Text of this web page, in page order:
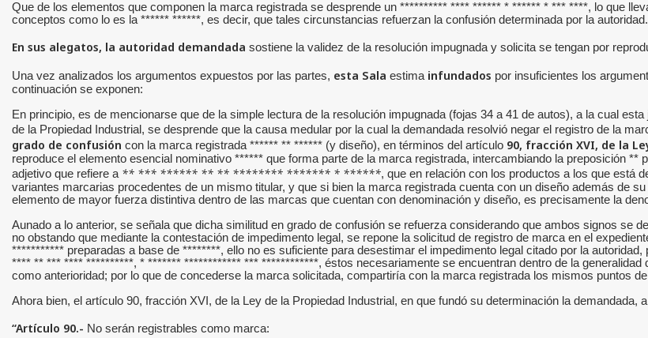
Que de los elementos que componen la marca registrada se desprende un ********** **** ****** * ****** * *** ****, lo que
conceptos como lo es la ****** ******, es decir, que tales circunstancias refuerzan la confusión determinada por la autoridad.
En sus alegatos, la autoridad demandada sostiene la validez de la resolución impugnada y solicita se tengan por
Una vez analizados los argumentos expuestos por las partes, esta Sala estima infundados por insuficientes los
continuación se exponen:
En principio, es de mencionarse que de la simple lectura de la resolución impugnada (fojas 34 a 41 de autos), a la cual
de la Propiedad Industrial, se desprende que la causa medular por la cual la demandada resolvió negar el registro de la
grado de confusión con la marca registrada ****** ** ****** (y diseño), en términos del artículo 90, fracción XVI, de la
reproduce el elemento esencial nominativo ****** que forma parte de la marca registrada, intercambiando la preposición
adjetivo que refiere a ** *** ****** ** ** ******** ******* * ******, que en relación con los productos a los que está
variantes marcarias procedentes de un mismo titular, y que si bien la marca registrada cuenta con un diseño además de
elemento de mayor fuerza distintiva dentro de las marcas que cuentan con denominación y diseño, es precisamente la
Aunado a lo anterior, se señala que dicha similitud en grado de confusión se refuerza considerando que ambos signos se
no obstando que mediante la contestación de impedimento legal, se repone la solicitud de registro de marca en el
*********** preparadas a base de ********, ello no es suficiente para desestimar el impedimento legal citado por la
**** ** *** **** **********, * ******* ************ *** ************, éstos necesariamente se encuentran dentro de la
como anterioridad; por lo que de concederse la marca solicitada, compartiría con la marca registrada los mismos puntos
Ahora bien, el artículo 90, fracción XVI, de la Ley de la Propiedad Industrial, en que fundó su determinación la demandada,
“Artículo 90.- No serán registrables como marca: